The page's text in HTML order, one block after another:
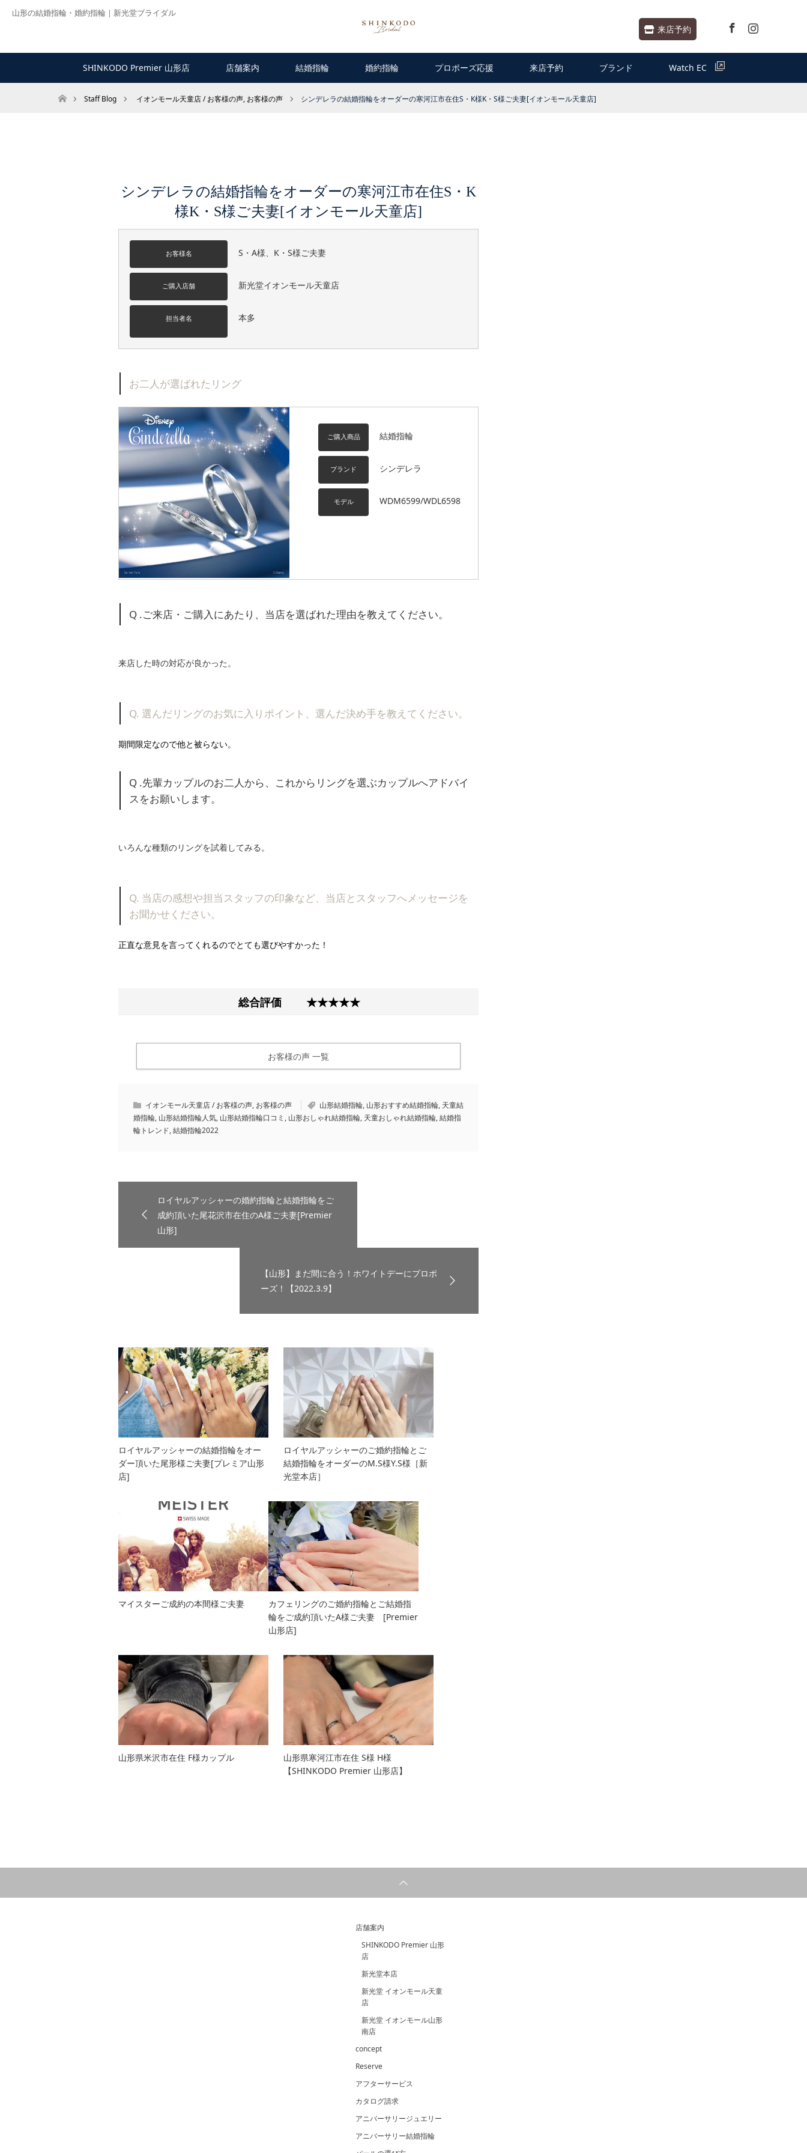
山形の結婚指輪・婚約指輪｜新光堂ブライダル
来店予約
Instagram
SHINKODO Premier 山形店 店舗案内 結婚指輪 婚約指輪 プロポーズ応援 来店予約 ブランド Watch EC
ホームStaff Blog イオンモール天童店 / お客様の声, お客様の声 シンデレラの結婚指輪をオーダーの寒河江市在住S・K様K・S様ご夫妻[イオンモール天童店]
シンデレラの結婚指輪をオーダーの寒河江市在住S・K
様K・S様ご夫妻[イオンモール天童店]
お客様名 S・A様、K・S様ご夫妻
ご購入店舗 新光堂イオンモール天童店
担当者名 本多
お二人が選ばれたリング
ご購入商品 結婚指輪
ブランド シンデレラ
モデル WDM6599/WDL6598
Q .ご来店・ご購入にあたり、当店を選ばれた理由を教えてください。
来店した時の対応が良かった。
Q. 選んだリングのお気に入りポイント、選んだ決め手を教えてください。
期間限定なので他と被らない。
Q .先輩カップルのお二人から、これからリングを選ぶカップルへアドバイ
スをお願いします。
いろんな種類のリングを試着してみる。
Q. 当店の感想や担当スタッフの印象など、当店とスタッフへメッセージを
お聞かせください。
正直な意見を言ってくれるのでとても選びやすかった！
総合評価★★★★★
お客様の声 一覧
イオンモール天童店 / お客様の声, お客様の声 山形結婚指輪, 山形おすすめ結婚指輪, 天童結
婚指輪, 山形結婚指輪人気, 山形結婚指輪口コミ , 山形おしゃれ結婚指輪, 天童おしゃれ結婚指輪,結婚指
輪トレンド,結婚指輪2022
ロイヤルアッシャーの婚約指輪と結婚指輪をご
成約頂いた尾花沢市在住のA様ご夫妻[Premier
山形]
【山形】まだ間に合う！ホワイトデーにプロポ
ーズ！【2022.3.9】
ロイヤルアッシャーの結婚指輪をオー
ダー頂いた尾形様ご夫妻[プレミア山形
店]
ロイヤルアッシャーのご婚約指輪とご
結婚指輪をオーダーのM.S様Y.S様［新
光堂本店］
マイスターご成約の本間様ご夫妻
カフェリングのご婚約指輪とご結婚指
輪をご成約頂いたA様ご夫妻 [Premier
山形店]
山形県米沢市在住 F様カップル
山形県寒河江市在住 S様 H様
【SHINKODO Premier 山形店】
店舗案内
SHINKODO Premier 山形
店
新光堂本店
新光堂 イオンモール天童
店
新光堂 イオンモール山形
南店
concept
Reserve
アフターサービス
カタログ請求
アニバーサリージュエリー
アニバーサリー結婚指輪